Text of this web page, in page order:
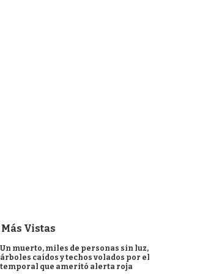
Más Vistas
Un muerto, miles de personas sin luz,
árboles caídos y techos volados por el
temporal que ameritó alerta roja